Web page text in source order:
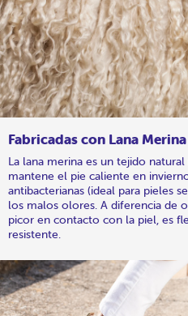
Fabricadas con Lana Merina
La lana merina es un tejido
mantene el pie caliente en
antibacterianas (ideal para pieles
los malos olores. A diferencia de
picor en contacto con la piel, es
resistente.